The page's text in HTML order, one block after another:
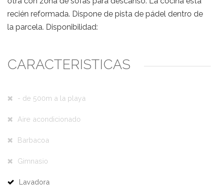
recién reformada. Dispone de pista de pádel dentro de
la parcela. Disponibilidad:
CARACTERÍSTICAS
- de 500m a la playa
Aire acondicionado
Barbacoa
Gimnasio
Lavadora